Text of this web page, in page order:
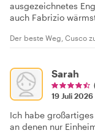
ausgezeichnetes
auch Fabrizio
Der beste Weg, Cusco
Sarah
19 Juli 2026
Ich habe
an denen nur